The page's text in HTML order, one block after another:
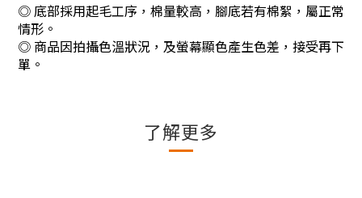
◎ 底部採用起毛工序，棉量較高，腳底若有棉絮，屬正常
情形。
◎ 商品因拍攝色溫狀況，及螢幕顯色產生色差，接受再下
單。
了解更多